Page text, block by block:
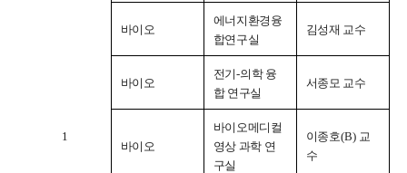
1
바이오
에너지환경융
합연구실
김성재 교수
바이오
전기-의학 융
합 연구실
서종모 교수
바이오
바이오메디컬
영상 과학 연
구실
이종호(B) 교
수